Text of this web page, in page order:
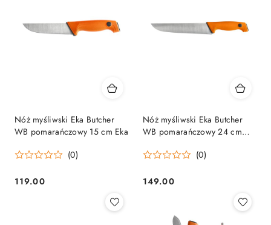
Nóż myśliwski Eka Butcher
WB pomarańczowy 15 cm Eka
(0)
Cena:
119.00
Nóż myśliwski Eka Butcher
WB pomarańczowy 24 cm
(0)
Cena:
149.00